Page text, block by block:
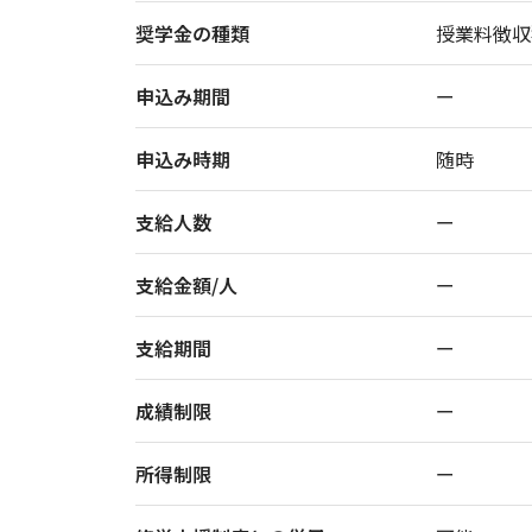
奨学金の種類 授業料徴
申込み期間 ー
申込み時期 随時
支給人数 ー
支給金額/人 ー
支給期間 ー
成績制限 ー
所得制限 ー